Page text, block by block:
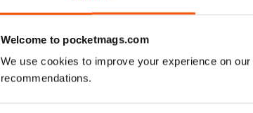
Welcome to pocketmags.com
We use cookies to improve your experience on
recommendations.